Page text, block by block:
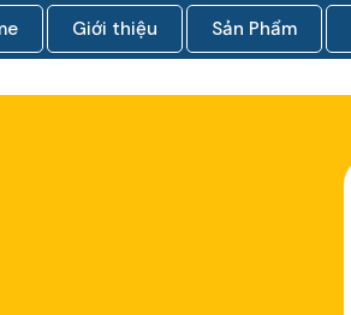
Giới thiệu Sản Phẩm